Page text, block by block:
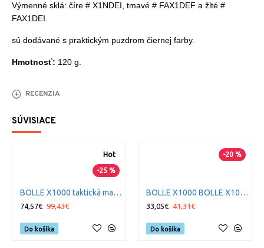
Výmenné sklá: číre # X1NDEI, tmavé # FAX1DEF a žlté #
FAX1DEI.
sú dodávané s praktickým puzdrom čiernej farby.
Hmotnosť: 120 g.
RECENZIA
SÚVISIACE
Hot
-25 %
BOLLE X1000 taktická maska čierna BLACK púzdro zdarma
74,57€ 99,43€
Do košíka
-20 %
BOLLE X1000 BOLLE X1000 náhradná maska žltá pre Bolle Tactical X1000
33,05€ 41,31€
Do košíka